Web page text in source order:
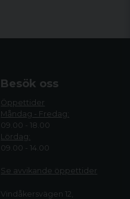
Besök oss
Öppettider
Måndag - Fredag:
09.00 - 18.00
Lördag:
09.00 - 14.00
Se avvikande öppettider
Vindåkersvägen 12,